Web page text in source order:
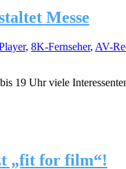
Messe
, 8K-Fernseher, AV-
19 Uhr viele
„fit for film“!